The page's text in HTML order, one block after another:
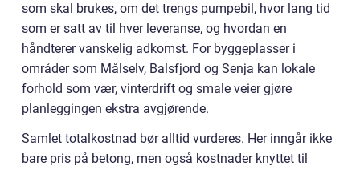
som skal brukes, om det trengs pumpebil, hvor lang tid
som er satt av til hver leveranse, og hvordan en
håndterer vanskelig adkomst. For byggeplasser i
områder som Målselv, Balsfjord og Senja kan lokale
forhold som vær, vinterdrift og smale veier gjøre
planleggingen ekstra avgjørende.
Samlet totalkostnad bør alltid vurderes. Her inngår ikke
bare pris på betong, men også kostnader knyttet til